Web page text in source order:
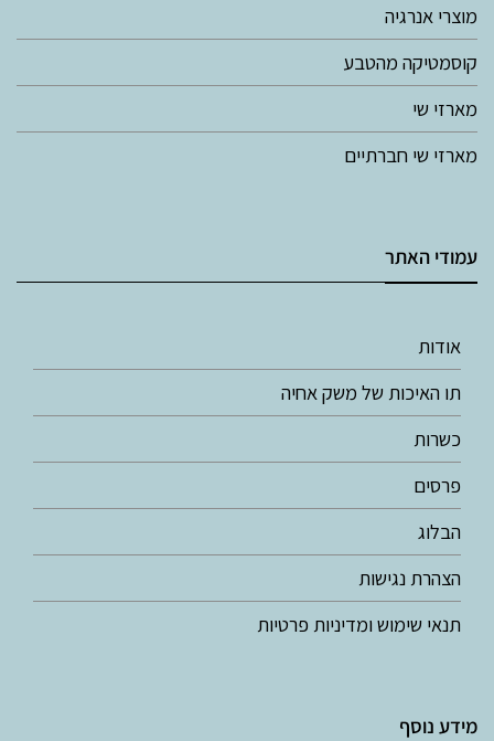
מוצרי אנרגיה
קוסמטיקה מהטבע
מארזי שי
מארזי שי חברתיים
עמודי האתר
אודות
תו האיכות של משק אחיה
כשרות
פרסים
הבלוג
הצהרת נגישות
תנאי שימוש ומדיניות פרטיות
מידע נוסף